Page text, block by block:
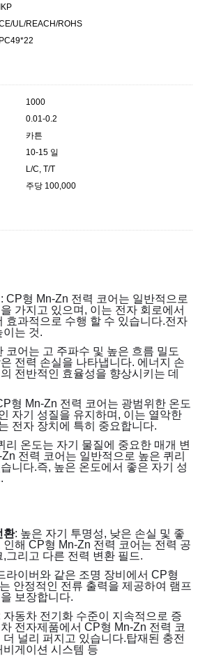
IKP
UL/REACH/ROHS
PC49*22
1000
0.01-0.2
카튼
10-15 일
L/C, T/T
주당 100,000
: CP형 Mn-Zn 전력 코어는 일반적으로
가지고 있으며, 이는 전자 회로에서
효과적으로 수행 할 수 있습니다.전자
이는 것.
코어는 고 주파수 및 높은 흐름 밀도
전력 손실을 나타냅니다. 에너지 손
전반적인 효율성을 향상시키는 데
형 Mn-Zn 전력 코어는 광범위한 온도
자기 성질을 유지하며, 이는 열악한
전자 장치에 특히 중요합니다.
리 온도는 자기 물질에 중요한 매개 변
전력 코어는 일반적으로 높은 퀴리
니다.즉, 높은 온도에서 좋은 자기 성
환: 높은 자기 투명성, 낮은 손실 및 좋
인해 CP형 Mn-Zn 전력 코어는 전력 공
그리고 다른 전력 변환 필드.
라이버와 같은 조명 장비에서 CP형
안정적인 전류 출력을 제공하여 램프
보장합니다.
자동차 전기화 수준이 지속적으로 증
전자제품에서 CP형 Mn-Zn 전력 코
널리 퍼지고 있습니다.탑재된 충전
게이션 시스템 등